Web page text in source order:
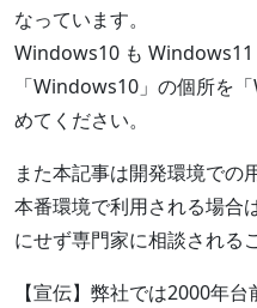
なっています。
Windows10 も Windows11
「Windows10」の個所を
めてください。
また本記事は開発環境での
本番環境で利用される場合
にせず専門家に相談される
【宣伝】弊社では2000年